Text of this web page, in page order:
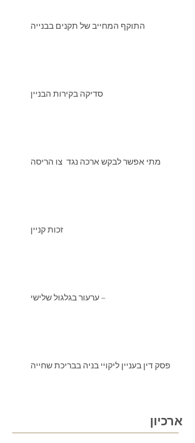
ארכיון
התוקף המחייב של תקנים בבנייה
סדיקה בקירות הבניין
מתי אפשר לבקש ארכה נגד צו הריסה
זכות קניין
ערעור בגלגול שלישי –
פסק דין בעניין ליקויי בניה בבריכת שחייה